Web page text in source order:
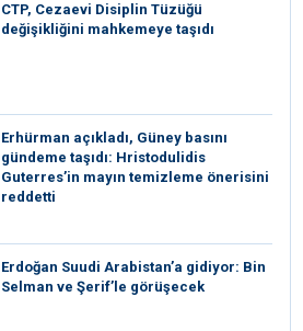
CTP, Cezaevi Disiplin Tüzüğü
değişikliğini mahkemeye taşıdı
Erhürman açıkladı, Güney basını
gündeme taşıdı: Hristodulidis
Guterres’in mayın temizleme önerisini
reddetti
Erdoğan Suudi Arabistan’a gidiyor: Bin
Selman ve Şerif’le görüşecek